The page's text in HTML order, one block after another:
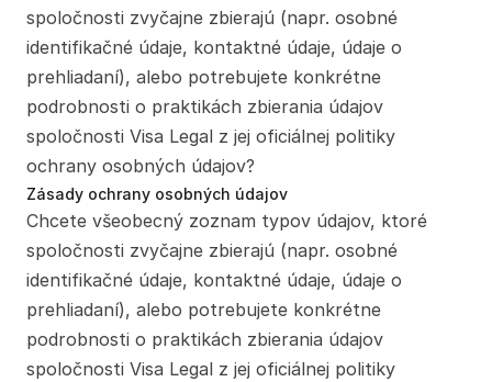
spoločnosti zvyčajne zbierajú (napr. osobné
identifikačné údaje, kontaktné údaje, údaje o
prehliadaní), alebo potrebujete konkrétne
podrobnosti o praktikách zbierania údajov
spoločnosti Visa Legal z jej oficiálnej politiky
ochrany osobných údajov?
Zásady ochrany osobných údajov
Chcete všeobecný zoznam typov údajov, ktoré
spoločnosti zvyčajne zbierajú (napr. osobné
identifikačné údaje, kontaktné údaje, údaje o
prehliadaní), alebo potrebujete konkrétne
podrobnosti o praktikách zbierania údajov
spoločnosti Visa Legal z jej oficiálnej politiky